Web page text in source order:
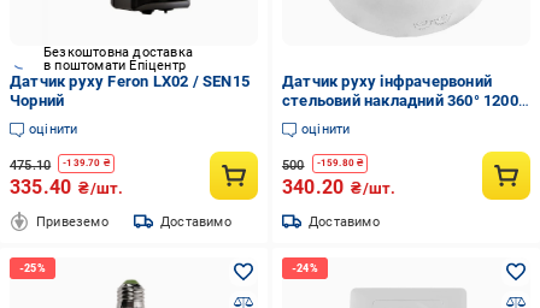
Безкоштовна доставка
в поштомати Епіцентр
Датчик руху Feron LX02 / SEN15
Чорний
оцінити
475.10 -139.70 ₴
335.40 ₴/шт.
Привеземо Доставимо
Датчик руху інфрачервоний
стельовий накладний 360° 1200
Вт Білий (3212)
оцінити
500 -159.80₴
340.20 ₴/шт.
Доставимо